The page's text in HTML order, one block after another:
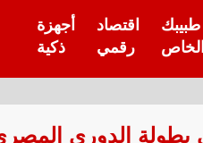
أجهزة
ذكية
اقتصاد
رقمي
طبيبك
الخاص